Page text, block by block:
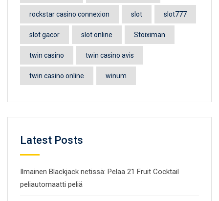
rockstar casino connexion slot slot777
slot gacor slot online Stoiximan
twin casino twin casino avis
twin casino online winum
Latest Posts
Ilmainen Blackjack netissä: Pelaa 21 Fruit Cocktail
peliautomaatti peliä